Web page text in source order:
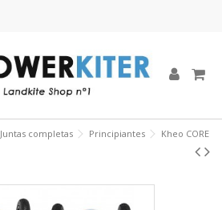
Juntas completas Principiantes
Kheo CORE